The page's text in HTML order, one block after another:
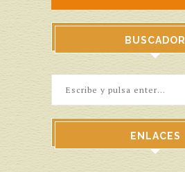
BUSCADOR
ENLACES